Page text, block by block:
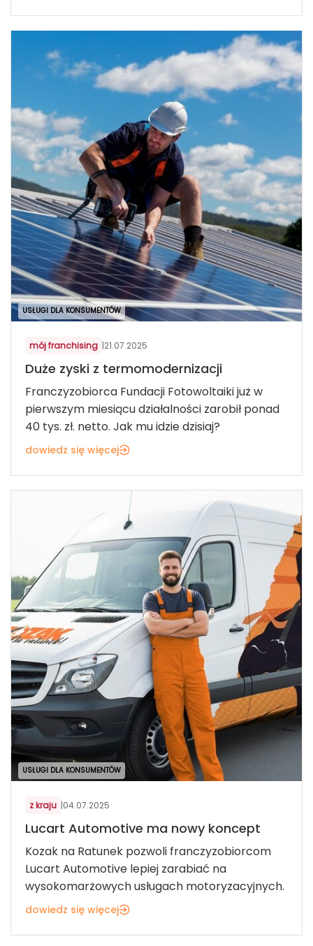
USŁUGI DLA KONSUMENTÓW
mój franchising |21.07.2025
Duże zyski z termomodernizacji
Franczyzobiorca Fundacji Fotowoltaiki już w
pierwszym miesiącu działalności zarobił ponad
40 tys. zł. netto. Jak mu idzie dzisiaj?
dowiedz się więcej
USŁUGI DLA KONSUMENTÓW
z kraju |04.07.2025
Lucart Automotive ma nowy koncept
Kozak na Ratunek pozwoli franczyzobiorcom
Lucart Automotive lepiej zarabiać na
wysokomarżowych usługach motoryzacyjnych.
dowiedz się więcej